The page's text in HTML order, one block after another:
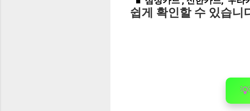
쉽게 확인할 수 있습니